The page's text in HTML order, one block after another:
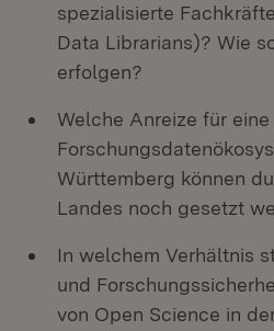
spezialisierte
Data Librarians)? Wie
erfolgen?
Welche Anreize für
Württemberg können
Landes noch gesetzt
In welchem Verhältnis
und
von Open Science in